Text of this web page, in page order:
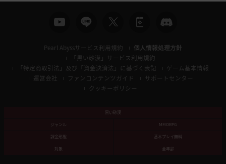
Pearl Abyssサービス利用規約
個人情報処理方針
「黒い砂漠」サービス利用規約
「特定商取引法」及び「資金決済法」に基づく表記
ゲーム基本情報
運営会社
ファンコンテンツガイド
サポートセンター
クッキーポリシー
黒い砂漠
ジャンル
MMORPG
課金形態
基本プレイ無料
対象
全年齢